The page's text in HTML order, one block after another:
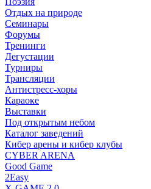
Отдых на природе
Семинары
Форумы
Тренинги
Дегустации
Турниры
Трансляции
Антистресс-хоры
Караоке
Выставки
Под открытым небом
Каталог заведений
Кибер арены и кибер клубы
CYBER ARENA
Good Game
2Easy